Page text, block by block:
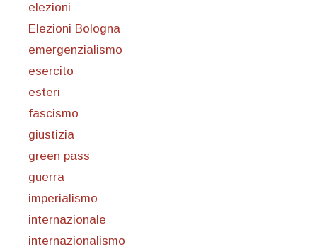
elezioni
Elezioni Bologna
emergenzialismo
esercito
esteri
fascismo
giustizia
green pass
guerra
imperialismo
internazionale
internazionalismo